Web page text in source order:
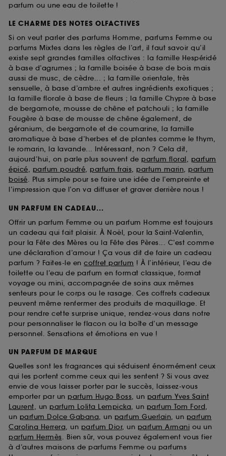
parfum ou une eau de toilette !
LE CHARME DES NOTES OLFACTIVES
Si on veut parler des parfums Homme, parfums Femme ou
parfums Mixtes dans les règles de l’art, il faut savoir qu’il
existe sept grandes familles olfactives : la famille Hespéridé
à base d’agrumes ; la famille boisée à base de bois mais
aussi de musc, de cèdre... ; la famille orientale, très
sensuelle, à base d’ambre et autres ingrédients exotiques ;
la famille florale à base de fleurs ; la famille Chypre à base
de bergamote, mousse de chêne et patchouli ; la famille
Fougère à base de mousse de chêne également, de
géranium, de bergamote et de coumarine, la famille
aromatique à base d’herbes et de plantes comme le thym,
le romarin, la lavande... Intéressant, non ? Cela dit,
aujourd’hui, on parle plus souvent de parfum floral, parfum
épicé, parfum poudré, parfum frais, parfum marin, parfum
boisé. Plus simple pour se faire une idée de l’empreinte et
l’impression que l’on va diffuser et graver derrière nous !
UN PARFUM EN CADEAU...
Offrir un parfum Femme ou un parfum Homme est toujours
un cadeau qui fait plaisir. À Noël, pour la Saint-Valentin,
pour la Fête des Mères ou la Fête des Pères... C’est comme
une déclaration d’amour ! Ça vous dit de faire un cadeau
parfum ? Faites-le en coffret parfum ! À l’intérieur, l’eau de
toilette ou l’eau de parfum en format classique, format
voyage ou mini, accompagnée de soins aux mêmes
senteurs pour le corps ou le rasage. Ces coffrets cadeaux
peuvent même renfermer des produits de maquillage. Et
pour rendre cette surprise unique, rendez-vous dans notre
pour personnaliser le flacon ou la boîte d’un message
personnel. Sensations et émotions en vue !
UN PARFUM DE MARQUE
Quelles sont les fragrances qui séduisent énormément ceux
qui les portent comme ceux qui les sentent ? Si vous avez
envie de vous laisser porter par le succès, laissez-vous
emporter par un parfum Hugo Boss, un parfum Yves Saint
Laurent, un parfum Lolita Lempicka, un parfum Tom Ford,
un parfum Dolce Gabana, un parfum Guerlain, un parfum
Carolina Herrera, un parfum Dior, un parfum Armani ou un
parfum Hermès. Bien sûr, vous pouvez également vous fier
à d’autres maisons de parfums Femme ou parfums